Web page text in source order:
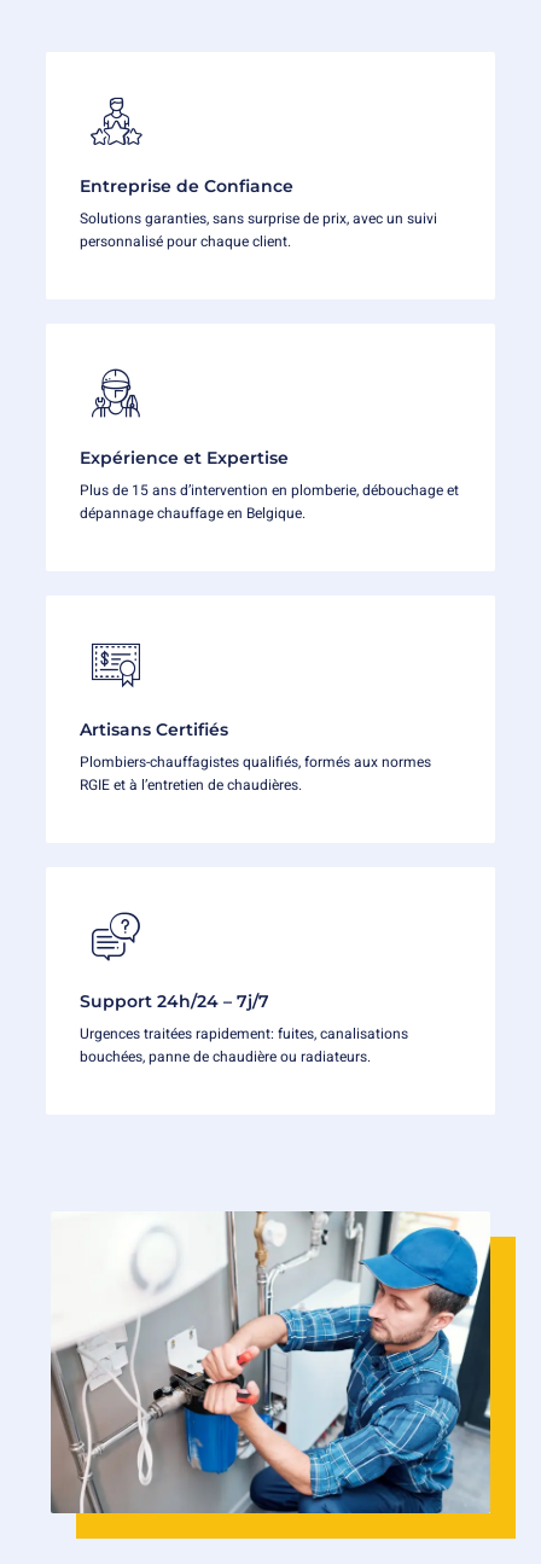
Entreprise de Confiance
Solutions garanties, sans surprise de prix, avec un suivi
personnalisé pour chaque client.
Expérience et Expertise
Plus de 15 ans d’intervention en plomberie, débouchage et
dépannage chauffage en Belgique.
Artisans Certifiés
Plombiers-chauffagistes qualifiés, formés aux normes
RGIE et à l’entretien de chaudières.
Support 24h/24 – 7j/7
Urgences traitées rapidement: fuites, canalisations
bouchées, panne de chaudière ou radiateurs.